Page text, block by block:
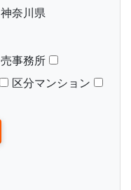
神奈川県
売事務所
区分マンション